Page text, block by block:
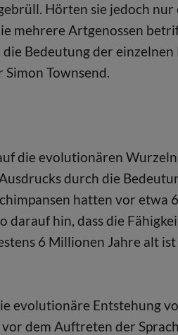
Hörten sie jedoch nur
mehrere Artgenossen
Bedeutung der
Townsend.
die evolutionären
durch die
hatten vor etwa
darauf hin, dass die
6 Millionen Jahre alt
evolutionäre Entstehung
dem Auftreten der